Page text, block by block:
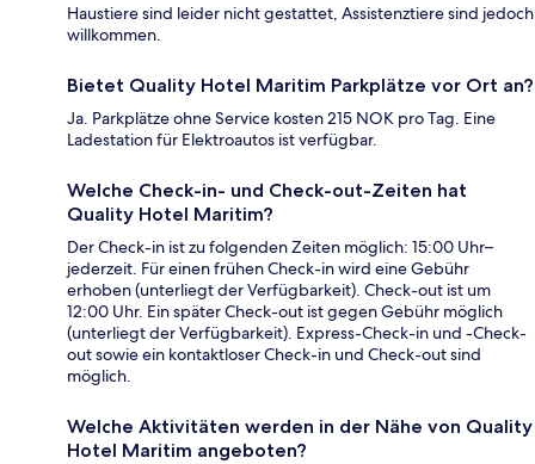
Haustiere sind leider nicht gestattet, Assistenztiere sind jedoch
willkommen.
Bietet Quality Hotel Maritim Parkplätze vor Ort an?
Ja. Parkplätze ohne Service kosten 215 NOK pro Tag. Eine
Ladestation für Elektroautos ist verfügbar.
Welche Check-in- und Check-out-Zeiten hat
Quality Hotel Maritim?
Der Check-in ist zu folgenden Zeiten möglich: 15:00 Uhr–
jederzeit. Für einen frühen Check-in wird eine Gebühr
erhoben (unterliegt der Verfügbarkeit). Check-out ist um
12:00 Uhr. Ein später Check-out ist gegen Gebühr möglich
(unterliegt der Verfügbarkeit). Express-Check-in und -Check-
out sowie ein kontaktloser Check-in und Check-out sind
möglich.
Welche Aktivitäten werden in der Nähe von Quality
Hotel Maritim angeboten?